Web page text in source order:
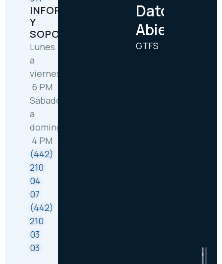
INFORMACIÓN
Y
SOPORTE
Lunes
a
viernes: 6:30 AM –
6 PM
Sábado
a
domingo: 8 AM –
4 PM
(442)
210
04
07
(442)
210
03
03
Datos
Abiertos
GTFS